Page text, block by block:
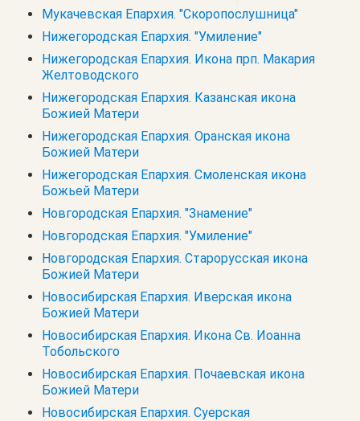
Мукачевская Епархия. "Скоропослушница"
Нижегородская Епархия. "Умиление"
Нижегородская Епархия. Икона прп. Макария
Желтоводского
Нижегородская Епархия. Казанская икона
Божией Матери
Нижегородская Епархия. Оранская икона
Божией Матери
Нижегородская Епархия. Смоленская икона
Божьей Матери
Новгородская Епархия. "Знамение"
Новгородская Епархия. "Умиление"
Новгородская Епархия. Старорусская икона
Божией Матери
Новосибирская Епархия. Иверская икона
Божией Матери
Новосибирская Епархия. Икона Св. Иоанна
Тобольского
Новосибирская Епархия. Почаевская икона
Божией Матери
Новосибирская Епархия. Суерская